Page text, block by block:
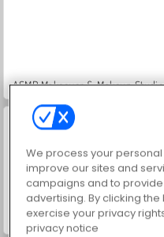
ASMR Makeover & Makeup Studio
Casino World
We process your
improve our sites and
campaigns and to
advertising. By clicking
exercise your privacy
privacy notice